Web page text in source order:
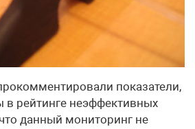
показатели,
в рейтинге неэффективных
данный мониторинг не